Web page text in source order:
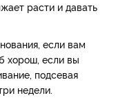
расти и давать
если вам
хорош, если вы
подсевая
недели.